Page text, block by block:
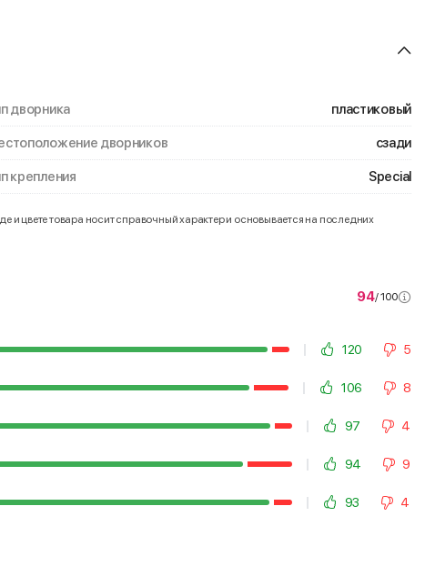
дворника пластиковый
дворников сзади
крепления Special
и цвете товара носит справочный характер и основывается на последних
94/ 100
120 5
106 8
97 4
94 9
93 4